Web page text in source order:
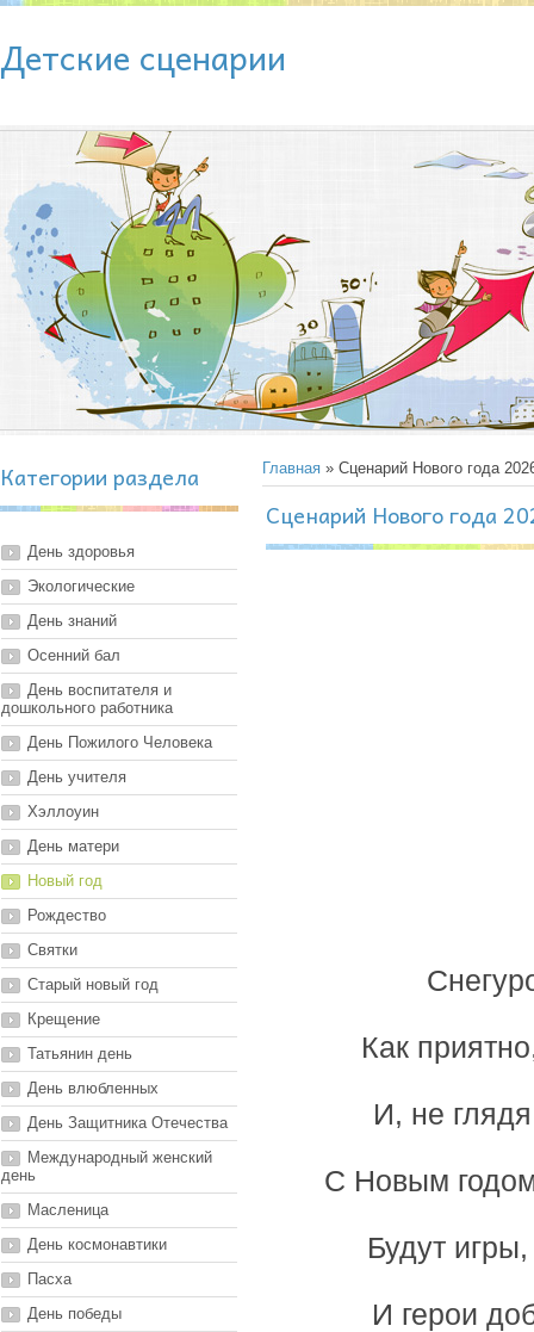
Детские сценарии
Категории раздела
День здоровья
Экологические
День знаний
Осенний бал
День воспитателя и
дошкольного работника
День Пожилого Человека
День учителя
Хэллоуин
День матери
Новый год
Рождество
Святки
Старый новый год
Крещение
Татьянин день
День влюбленных
День Защитника Отечества
Международный женский
день
Масленица
День космонавтики
Пасха
День победы
Главная » Сценарий Нового года
Сценарий Нового года
Как
И, не
С Новым
Будут
И герои